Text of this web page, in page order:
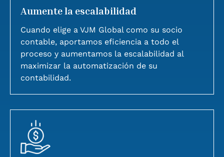
Aumente la escalabilidad
Cuando elige a VJM Global como su socio
contable, aportamos eficiencia a todo el
proceso y aumentamos la escalabilidad al
maximizar la automatización de su
contabilidad.